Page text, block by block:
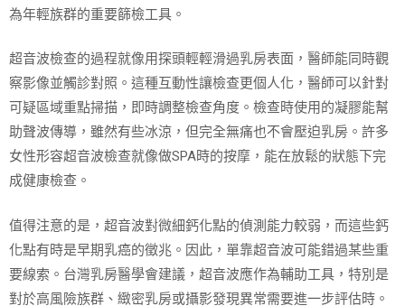
為年輕族群的重要篩檢工具。
超音波檢查的過程就像用探頭輕輕滑過乳房表面，醫師能同時觀
察影像並觸診對照。這種互動性讓檢查更個人化，醫師可以針對
可疑區域重點掃描，即時調整檢查角度。檢查時使用的凝膠能幫
助聲波傳導，雖然有些冰涼，但完全無痛也不會壓迫乳房。許多
女性形容超音波檢查就像做SPA時的按摩，能在放鬆的狀態下完
成健康檢查。
值得注意的是，超音波對微細鈣化點的偵測能力較弱，而這些鈣
化點有時是早期乳癌的徵兆。因此，單靠超音波可能錯過某些重
要線索。台灣乳房醫學會建議，超音波應作為輔助工具，特別是
對於高風險族群、緻密乳房或攝影發現異常需要進一步評估時。